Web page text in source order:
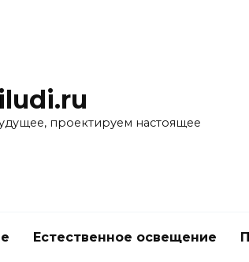
проектируем настоящее
Естественное освещение